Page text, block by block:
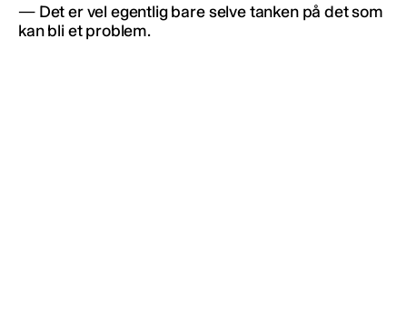
— Det er vel egentlig bare selve tanken på det som
kan bli et problem.